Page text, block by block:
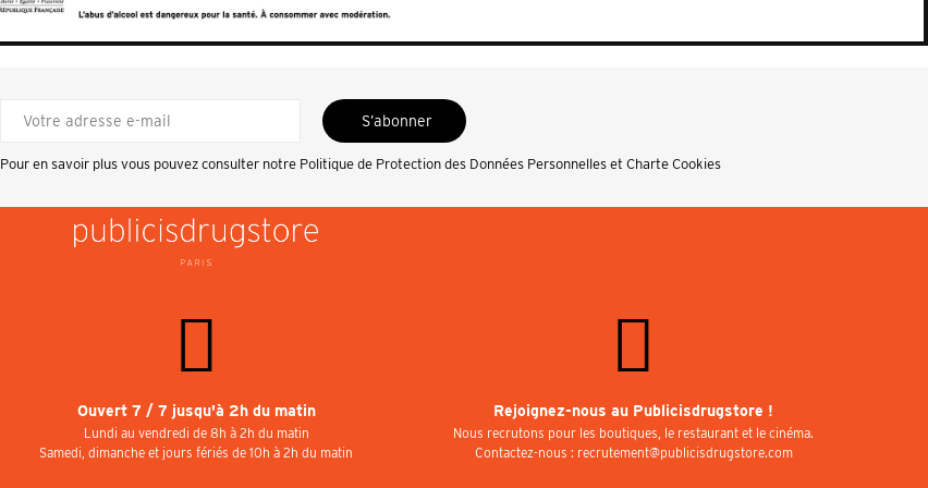
S’abonner
Pour en savoir plus vous pouvez consulter notre Politique de Protection des Données Personnelles et Charte Cookies
Ouvert 7 / 7 jusqu'à 2h du matin
Lundi au vendredi de 8h à 2h du matin
Samedi, dimanche et jours fériés de 10h à 2h du matin
Rejoignez-nous au Publicisdrugstore !
Nous recrutons pour les boutiques, le restaurant et le cinéma.
Contactez-nous : recrutement@publicisdrugstore.com